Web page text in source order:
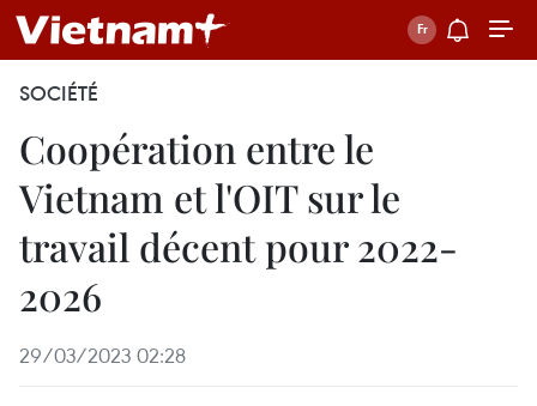
SOCIÉTÉ
Coopération entre le
Vietnam et l'OIT sur le
travail décent pour 2022-
2026
29/03/2023 02:28